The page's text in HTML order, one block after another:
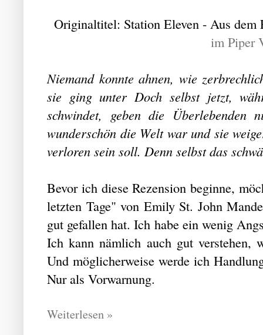
Originaltitel: Station Eleven - Aus
im Piper
Niemand konnte ahnen, wie
sie ging unter Doch selbst jetzt,
schwindet, geben die Überlebenden
wunderschön die Welt war und sie
verloren sein soll. Denn selbst das
Bevor ich diese Rezension beginne,
letzten Tage" von Emily St. John
gut gefallen hat. Ich habe ein wenig
Ich kann nämlich auch gut verstehen,
Und möglicherweise werde ich
Nur als Vorwarnung.
Weiterlesen »